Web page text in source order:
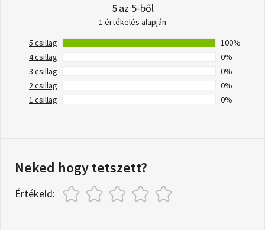
5az 5-ből
1 értékelés alapján
5 csillag
100%
4 csillag
0%
3 csillag
0%
2 csillag
0%
1 csillag
0%
Neked hogy tetszett?
Értékeld: